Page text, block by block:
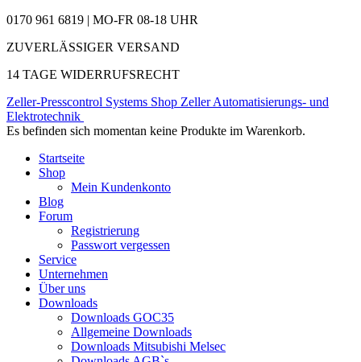
0170 961 6819 | MO-FR 08-18 UHR
ZUVERLÄSSIGER VERSAND
14 TAGE WIDERRUFSRECHT
Zeller-Presscontrol Systems Shop Zeller Automatisierungs- und
Elektrotechnik
Es befinden sich momentan keine Produkte im Warenkorb.
Startseite
Shop
Mein Kundenkonto
Blog
Forum
Registrierung
Passwort vergessen
Service
Unternehmen
Über uns
Downloads
Downloads GOC35
Allgemeine Downloads
Downloads Mitsubishi Melsec